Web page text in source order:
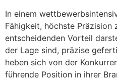
In einem
Fähigkeit, höchste Präzision
entscheidenden Vorteil
der Lage sind, präzise
heben sich von der
führende Position in ihrer